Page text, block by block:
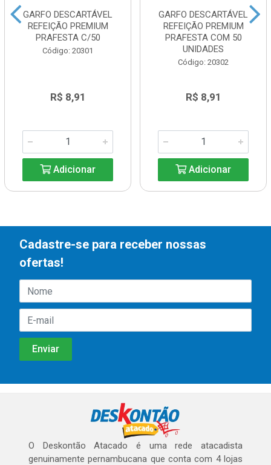
GARFO DESCARTÁVEL
REFEIÇÃO PREMIUM
PRAFESTA C/50
Código: 20301
R$ 8,91
Adicionar
GARFO DESCARTÁVEL
REFEIÇÃO PREMIUM
PRAFESTA COM 50
UNIDADES
Código: 20302
R$ 8,91
Adicionar
Cadastre-se para receber nossas
ofertas!
O Deskontão Atacado é uma rede atacadista
genuinamente pernambucana que conta com 4 lojas